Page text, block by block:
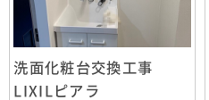
洗面化粧台交換工事
LIXILピアラ